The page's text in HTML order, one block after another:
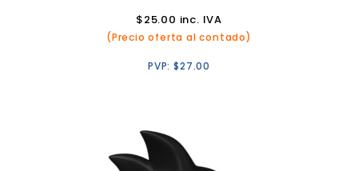
$25.00 inc. IVA
(Precio oferta al contado)
PVP:$27.00